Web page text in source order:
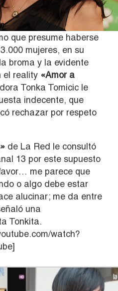
que presume haberse
mujeres, en su
broma y la evidente
el reality «Amor a
Tonka Tomicic le
indecente, que
rechazar por respeto
de La Red le consultó
13 por este supuesto
me parece que
o algo debe estar
alucinar; me da entre
una
Tonkita.
watch?